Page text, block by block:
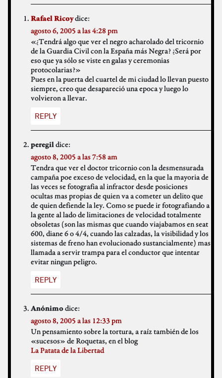
Rafael Ricoydice:
agosto 6, 2005 a las 4:28 pm
«¿Tendrá algo que ver el negro acharolado del tricornio
de la Guardia Civil con la España más Negra? ¿Será por
eso que ya sólo se viste en galas y ceremonias
protocolarias?»
Pues en la puerta del cuartel de mi ciudad lo llevan puesto
siempre, creo que desapareció una epoca y luego lo
volvieron a llevar.
REPLY
peregildice:
agosto 8, 2005 a las 7:58 am
Tendra que ver el doctor tricornio con la desmensurada
campaña poe exceso de velocidad, en la que la mayoria de
las veces se fotografia al infractor desde posiciones
ocultas mas propias de quien va a cometer un delito que
de quien defiende la ley. Como se puede ir fotografiando a
la gente al lado de limitaciones de velocidad totalmente
obsoletas (son las mismas que cuando viajabamos en seat
600, diane 6 o 4/4, cuando las calzadas, la visibilidad y los
sistemas de freno han evolucionado sustancialmente) mas
llamada a servir trampa para el conductor que intentar
evitar ningun peligro.
REPLY
Anónimodice:
agosto 8, 2005 a las 12:33 pm
Un pensamiento sobre la tortura, a raíz también de los
«sucesos» de Roquetas, en el blog
La Patata de la Libertad
REPLY